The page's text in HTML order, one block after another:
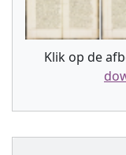
Klik op de